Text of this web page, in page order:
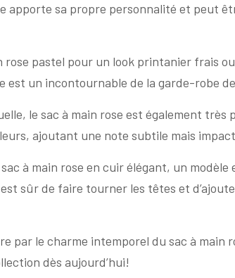
apporte sa propre personnalité et peut
rose pastel pour un look printanier frais
est un incontournable de la garde-robe
le sac à main rose est également
ajoutant une note subtile mais
à main rose en cuir élégant, un modèle
sûr de faire tourner les têtes et
par le charme intemporel du sac à main
dès aujourd’hui!